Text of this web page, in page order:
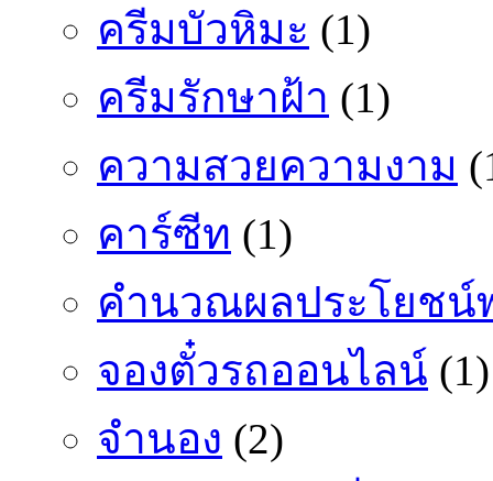
ครีมบัวหิมะ (1)
ครีมรักษาฝ้า (1)
ความสวยความงาม
คาร์ซีท (1)
คำนวณผลประโยชน์
จองตั๋วรถออนไลน์ (1)
จำนอง (2)